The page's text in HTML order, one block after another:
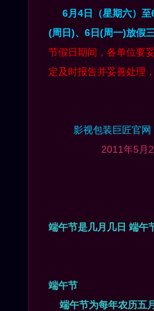
6月4日（星期六）至
(周日)、6日(周一)放假
节假日期间，各单位要
定及时报告并妥善处理
影视包装巨匠官网
2011年5月22
端午节是几月几日 端午
端午节
端午节为每年农历五